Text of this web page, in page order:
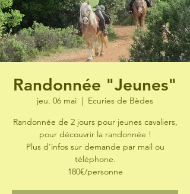
Randonnée "Jeunes"
jeu. 06 mai
  |
Ecuries de Bèdes
Randonnée de 2 jours pour jeunes cavaliers,
pour découvrir la randonnée !
Plus d'infos sur demande par mail ou
téléphone.
180€/personne